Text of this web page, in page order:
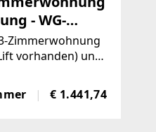
- WG-
Zimmerwohnung
vorhanden) und
Zimmer - Bad
€ 1.441,74